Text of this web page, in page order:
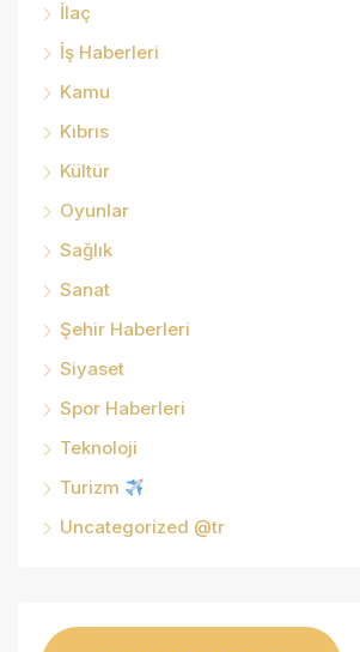
İlaç
İş Haberleri
Kamu
Kıbrıs
Kültür
Oyunlar
Sağlık
Sanat
Şehir Haberleri
Siyaset
Spor Haberleri
Teknoloji
Turizm
Uncategorized @tr